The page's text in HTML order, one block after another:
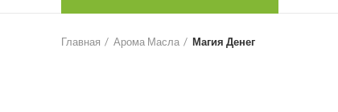
Главная Арома Масла Магия Денег